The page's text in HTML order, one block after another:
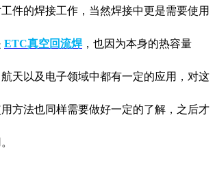
件的焊接工作，当然焊接中更是需要使用
ETC真空回流焊，也因为本身的热容量
天以及电子领域中都有一定的应用，对这
方法也同样需要做好一定的了解，之后才